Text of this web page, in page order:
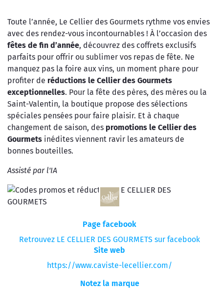
Toute l’année, Le Cellier des Gourmets rythme vos envies
avec des rendez-vous incontournables ! À l’occasion des
fêtes de fin d’année, découvrez des coffrets exclusifs
parfaits pour offrir ou sublimer vos repas de fête. Ne
manquez pas la foire aux vins, un moment phare pour
profiter de réductions le Cellier des Gourmets
exceptionnelles. Pour la fête des pères, des mères ou la
Saint-Valentin, la boutique propose des sélections
spéciales pensées pour faire plaisir. Et à chaque
changement de saison, des promotions le Cellier des
Gourmets inédites viennent ravir les amateurs de
bonnes bouteilles.
Assisté par l'IA
Page facebook
Retrouvez LE CELLIER DES GOURMETS sur facebook
Site web
https://www.caviste-lecellier.com/
Notez la marque